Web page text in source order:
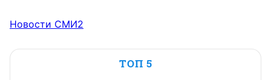
Новости СМИ2
ТОП 5